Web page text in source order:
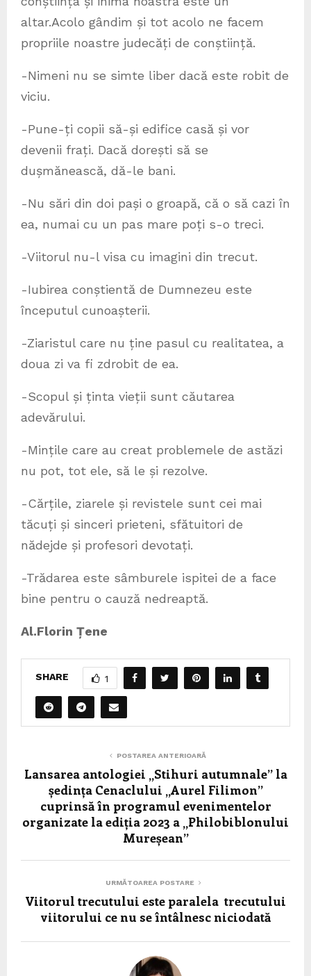
altar.Acolo gândim și tot acolo ne facem
propriile noastre judecăți de conștiință.
-Nimeni nu se simte liber dacă este robit de
viciu.
-Pune-ți copii să-și edifice casă și vor
devenii frați. Dacă dorești să se
dușmănească, dă-le bani.
-Nu sări din doi pași o groapă, că o să cazi în
ea, numai cu un pas mare poți s-o treci.
-Viitorul nu-l visa cu imagini din trecut.
-Iubirea conștientă de Dumnezeu este
începutul cunoașterii.
-Ziaristul care nu ține pasul cu realitatea, a
doua zi va fi zdrobit de ea.
-Scopul și ținta vieții sunt căutarea
adevărului.
-Mințile care au creat problemele de astăzi
nu pot, tot ele, să le și rezolve.
-Cărțile, ziarele și revistele sunt cei mai
tăcuți și sinceri prieteni, sfătuitori de
nădejde și profesori devotați.
-Trădarea este sâmburele ispitei de a face
bine pentru o cauză nedreaptă.
Al.Florin Țene
SHARE 1
POSTAREA ANTERIOARĂ
Lansarea antologiei „Stihuri autumnale” la
ședința Cenaclului „Aurel Filimon”
cuprinsă în programul evenimentelor
organizate la ediția 2023 a „Philobiblonului
Mureșean”
URMĂTOAREA POSTARE
Viitorul trecutului este paralela trecutului
viitorului ce nu se întâlnesc niciodată